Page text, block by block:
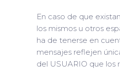
En caso de que
los mismos u otros
ha de tenerse en
mensajes reflejen
del USUARIO que los